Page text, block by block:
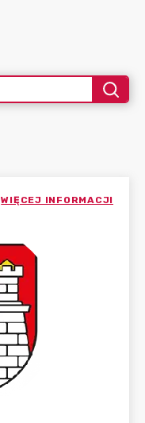
WIĘCEJ INFORMACJI